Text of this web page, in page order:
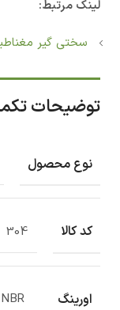
لینک مرتبط:
سختی گیر
توضیحات
نوع محصول
کد کالا 304
اورینگ NBR